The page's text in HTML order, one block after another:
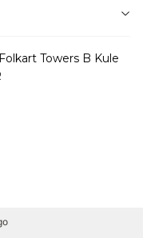
Towers B Kule